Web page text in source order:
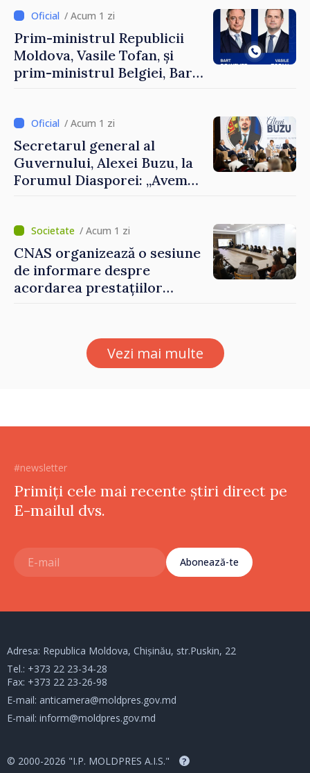
/ Acum 1 zi
Prim-ministrul Republicii
Moldova, Vasile Tofan, și
prim-ministrul Belgiei, Bart
al Republicii Moldova.
/ Acum 1 zi
Secretarul general al
Guvernului, Alexei Buzu, la
Forumul Diasporei: „Avem
construi comunități mai
puternice”
/ Acum 1 zi
CNAS organizează o sesiune
de informare despre
acordarea prestațiilor
invitați să se înscrie la
Vezi mai multe
#newsletter
Primiți cele mai recente știri direct pe
E-mailul dvs.
Abonează-te
Adresa: Republica Moldova, Chișinău, str.Puskin, 22
Tel.: +373 22 23-34-28
Fax: +373 22 23-26-98
E-mail: anticamera@moldpres.gov.md
E-mail: inform@moldpres.gov.md
© 2000-2026 "I.P. MOLDPRES A.I.S." ?